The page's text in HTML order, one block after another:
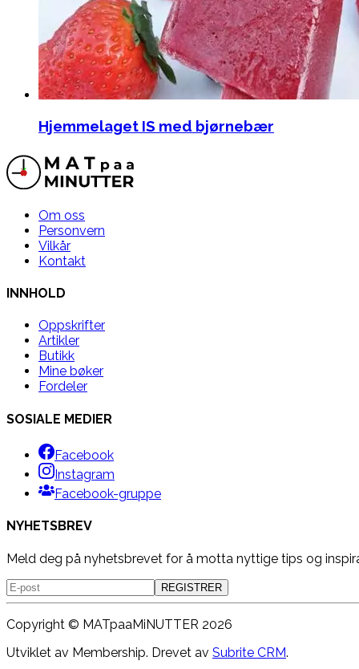
Hjemmelaget IS med bjørnebær
Om oss
Personvern
Vilkår
Kontakt
INNHOLD
Oppskrifter
Artikler
Butikk
Mine bøker
Fordeler
SOSIALE MEDIER
Facebook
Instagram
Facebook-gruppe
NYHETSBREV
Meld deg på nyhetsbrevet for å motta nyttige tips og
REGISTRER
Copyright © MATpaaMiNUTTER 2026
Utviklet av Membership. Drevet av Subrite CRM.